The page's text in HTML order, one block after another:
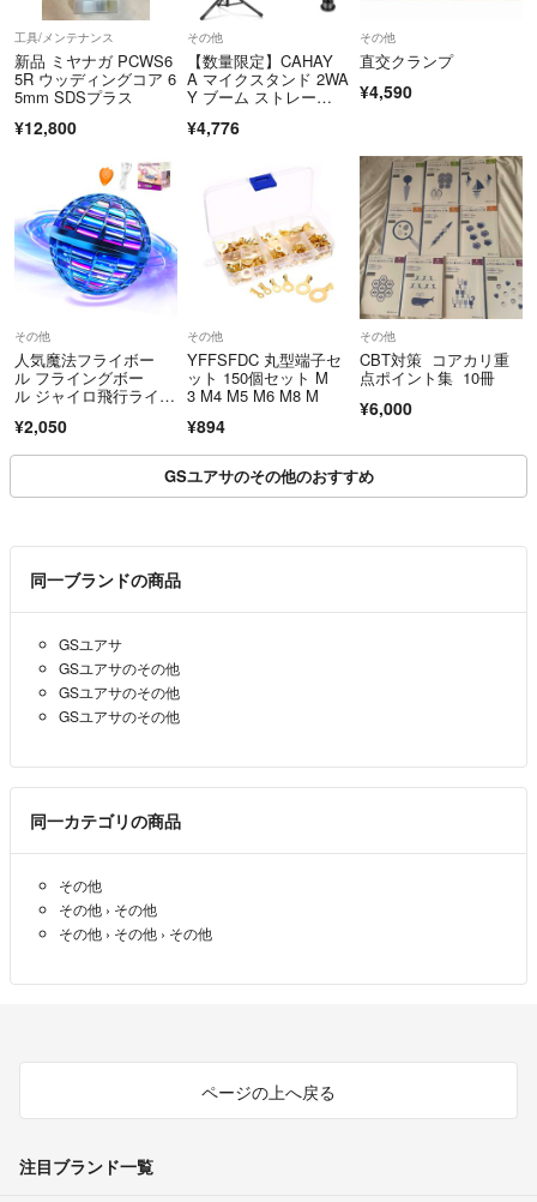
工具/メンテナンス
新品 ミヤナガ PCWS6
5R ウッディングコア 6
5mm SDSプラス
¥12,800
その他
【数量限定】CAHAY
A マイクスタンド 2WA
Y ブーム ストレー
¥4,776
その他
直交クランプ
¥4,590
その他
人気魔法フライボー
ル フライングボー
ル ジャイロ飛行ライト
EDライト付き ブーメ
ランスピナー360°回転
¥2,050
その他
YFFSFDC 丸型端子セ
ット 150個セット M
3 M4 M5 M6 M8 M
¥894
その他
CBT対策 コアカリ重
点ポイント集 10冊
¥6,000
GSユアサのその他のおすすめ
同一ブランドの商品
GSユアサ
GSユアサのその他
GSユアサのその他
GSユアサのその他
同一カテゴリの商品
その他
その他 › その他
その他 › その他 › その他
ページの上へ戻る
注目ブランド一覧